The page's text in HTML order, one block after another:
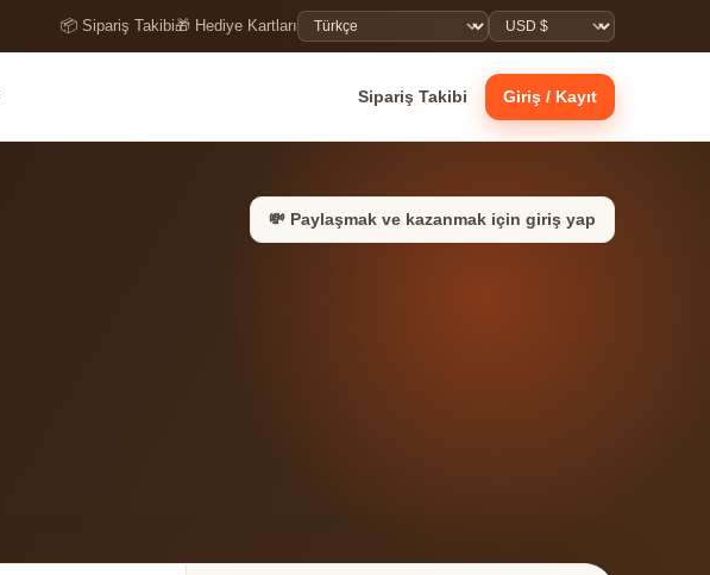
📦 Sipariş Takibi🎁 Hediye Kartları
Sipariş Takibi Giriş / Kayıt
💸 Paylaşmak ve kazanmak için giriş yap